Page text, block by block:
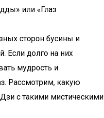
или «Глаз
сторон бусины и
Если долго на них
мудрость и
Рассмотрим, какую
с такими мистическими